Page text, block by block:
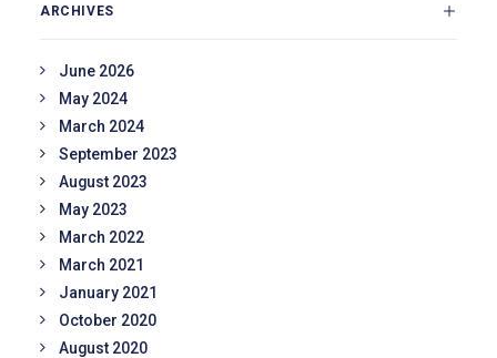
ARCHIVES
June 2026
May 2024
March 2024
September 2023
August 2023
May 2023
March 2022
March 2021
January 2021
October 2020
August 2020